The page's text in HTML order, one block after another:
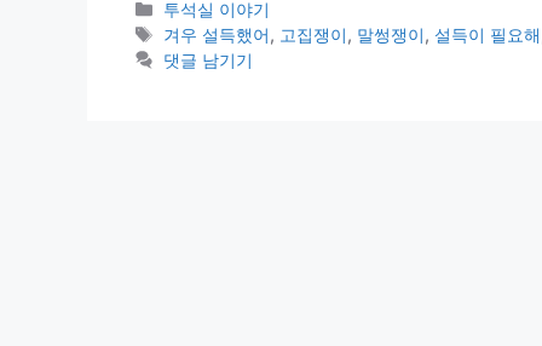
카
테
고
투석실 이야기
태
그
겨우 설득했어, 고집쟁이, 말썽쟁이, 설득이 필요해
댓글 남기기